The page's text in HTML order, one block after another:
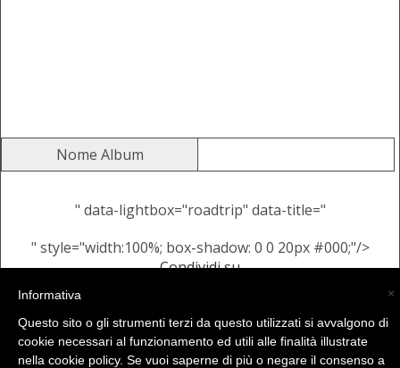
Nome Album
" data-lightbox="roadtrip" data-title="
" style="width:100%; box-shadow: 0 0 20px #000;"/>
Condividi su
Alcune Immagini Casuali dallo
stesso Album
×
Informativa
Questo sito o gli strumenti terzi da questo utilizzati si avvalgono di
cookie necessari al funzionamento ed utili alle finalità illustrate
nella cookie policy. Se vuoi saperne di più o negare il consenso a